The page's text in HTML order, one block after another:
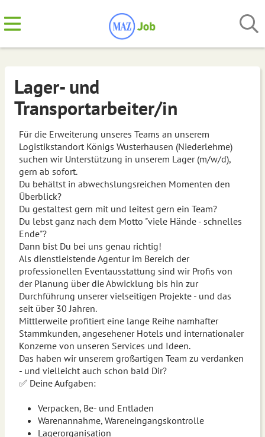
Lager- und
Transportarbeiter/in
Für die Erweiterung unseres Teams an unserem
Logistikstandort Königs Wusterhausen (Niederlehme)
suchen wir Unterstützung in unserem Lager (m/w/d),
gern ab sofort.
Du behältst in abwechslungsreichen Momenten den
Überblick?
Du gestaltest gern mit und leitest gern ein Team?
Du lebst ganz nach dem Motto "viele Hände - schnelles
Ende"?
Dann bist Du bei uns genau richtig!
Als dienstleistende Agentur im Bereich der
professionellen Eventausstattung sind wir Profis von
der Planung über die Abwicklung bis hin zur
Durchführung unserer vielseitigen Projekte - und das
seit über 30 Jahren.
Mittlerweile profitiert eine lange Reihe namhafter
Stammkunden, angesehener Hotels und internationaler
Konzerne von unseren Services und Ideen.
Das haben wir unserem großartigen Team zu verdanken
- und vielleicht auch schon bald Dir?
✅ Deine Aufgaben:
Verpacken, Be- und Entladen
Warenannahme, Wareneingangskontrolle
Lagerorganisation